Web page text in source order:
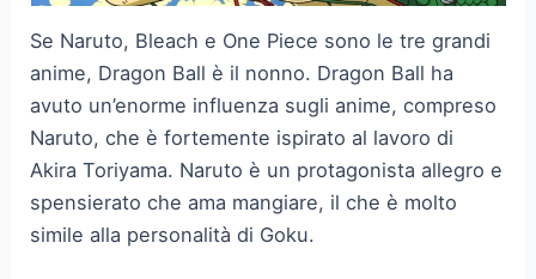
Se Naruto, Bleach e One Piece sono le tre grandi
anime, Dragon Ball è il nonno. Dragon Ball ha
avuto un’enorme influenza sugli anime, compreso
Naruto, che è fortemente ispirato al lavoro di
Akira Toriyama. Naruto è un protagonista allegro e
spensierato che ama mangiare, il che è molto
simile alla personalità di Goku.